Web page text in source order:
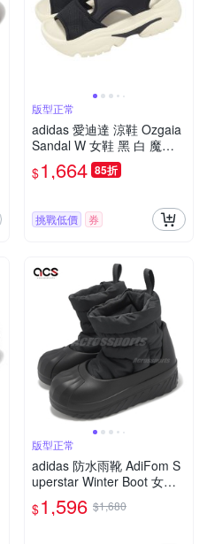
版型正常
adidas 愛迪達 涼鞋 Ozgaia
Sandal W 女鞋 黑 白 魔鬼
氈 厚底 增高 三葉草 JI2428
$1,664 85折
挑戰低價 券
版型正常
adidas 防水雨靴 AdiFom S
uperstar Winter Boot 女鞋
黑 套入式 靴子 愛迪達 IG42
15
$1,596 $1,680